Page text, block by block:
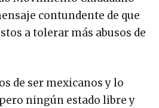
contundente de que
a tolerar más abusos de
de ser mexicanos y lo
ningún estado libre y